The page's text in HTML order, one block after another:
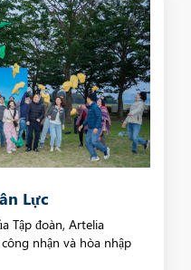
Lực
Tập đoàn, Artelia
nhận và hòa nhập